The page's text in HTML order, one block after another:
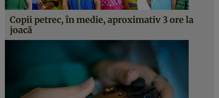
Copii petrec, în medie, aproximativ 3 ore la
joacă